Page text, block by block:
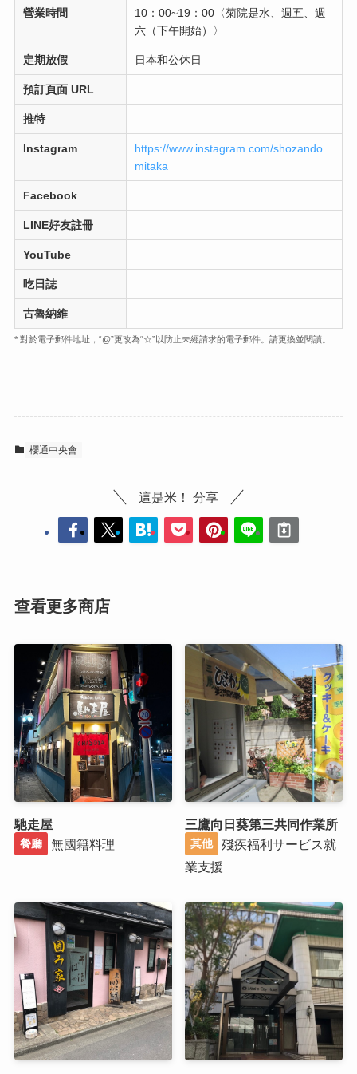
營業時間
10：00~19：00〈菊院是水、週五、週
六（下午開始）〉
定期放假 日本和公休日
預訂頁面 URL
推特
Instagram
https://www.instagram.com/shozando.
mitaka
Facebook
LINE好友註冊
YouTube
吃日誌
古魯納維
* 對於電子郵件地址，“@”更改為“☆”以防止未經請求的電子郵件。請更換並閱讀。
櫻通中央會
這是米！ 分享
查看更多商店
馳走屋
餐廳 無國籍料理
三鷹向日葵第三共同作業所
其他
殘疾福利サービス就
業支援